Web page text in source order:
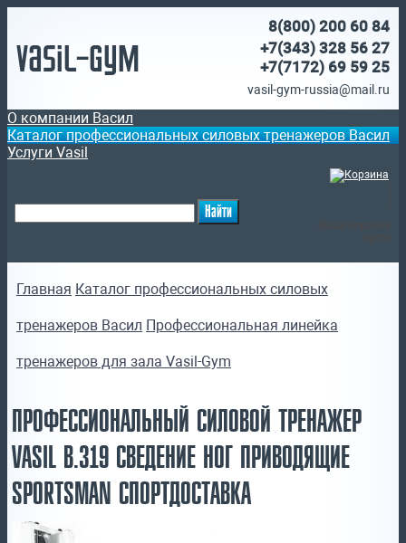
Vasil-Gym
8(800) 200 60 84
+7(343) 328 56 27
+7(7172) 69 59 25
vasil-gym-russia@mail.ru
О компании Васил
Каталог профессиональных силовых тренажеров Васил
Услуги Vasil
Главная Каталог профессиональных силовых
тренажеров Васил Профессиональная линейка
тренажеров для зала Vasil-Gym
ПРОФЕССИОНАЛЬНЫЙ СИЛОВОЙ ТРЕНАЖЕР
VASIL B.319 СВЕДЕНИЕ НОГ ПРИВОДЯЩИЕ
SPORTSMAN СПОРТДОСТАВКА